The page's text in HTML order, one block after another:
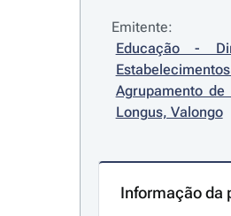
Emitente:
Educação -
Agrupamento
Longus, Valongo
Informação da